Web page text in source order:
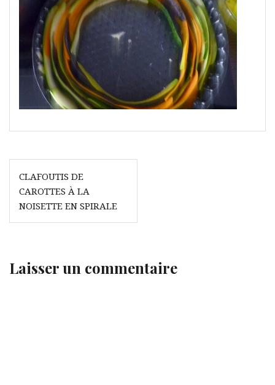
Navigation
de
l’article
CLAFOUTIS DE
CAROTTES À LA
NOISETTE EN SPIRALE
Laisser un commentaire